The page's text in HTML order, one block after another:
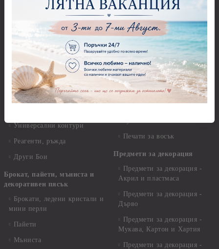
Други - Акрилни, Маслени,
Алкохолни мастила и
Бои за стъкло, керамика и
стирофом
Бои за коприна и текстил
Бои за свещи Cadence
Универсални контури
Реагенти, ръжда
Други Бои
Брокат, пайети, мъниста и
декоративен пясък
Брокати, ледени кристали и
мини перли
Пайети
Мъниста
Перли
Камъчета
Печати
Акрилни блокчета и
ръкохватки
Силиконови печати
Печати за восък
Предмети за декорация
Предмети за декорация -
Акрил и пластмаса
Предмети за декорация -
Дърво
Предмети за декорация -
Мукава, Картон и Хартия
Предмети за декорация -